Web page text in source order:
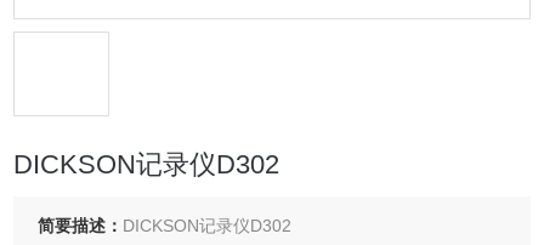
DICKSON记录仪D302
简要描述： DICKSON记录仪D302